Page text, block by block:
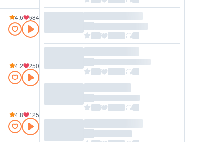
4.6 684
4.2 250
4.8 125